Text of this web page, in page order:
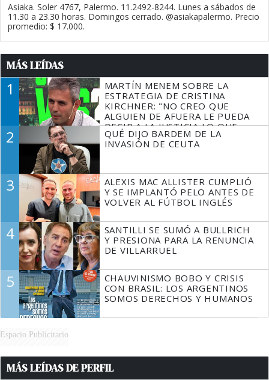
Asiaka. Soler 4767, Palermo. 11.2492-8244. Lunes a sábados de
11.30 a 23.30 horas. Domingos cerrado. @asiakapalermo. Precio
promedio: $ 17.000.
MÁS LEÍDAS
1
MARTÍN MENEM SOBRE LA
ESTRATEGIA DE CRISTINA
KIRCHNER: "NO CREO QUE
ALGUIEN DE AFUERA LE PUEDA
DECIR A LA JUSTICIA LO QUE
TIENE QUE HACER"
2
QUÉ DIJO BARDEM DE LA
INVASIÓN DE CEUTA
3
ALEXIS MAC ALLISTER CUMPLIÓ
Y SE IMPLANTÓ PELO ANTES DE
VOLVER AL FÚTBOL INGLÉS
4
SANTILLI SE SUMÓ A BULLRICH
Y PRESIONA PARA LA RENUNCIA
DE VILLARRUEL
5
CHAUVINISMO BOBO Y CRISIS
CON BRASIL: LOS ARGENTINOS
SOMOS DERECHOS Y HUMANOS
Espacio Publicitario
MÁS LEÍDAS DE PERFIL